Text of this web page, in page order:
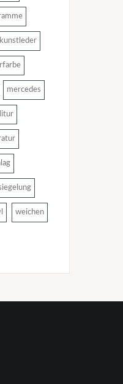
kunstleder
mercedes
weichen